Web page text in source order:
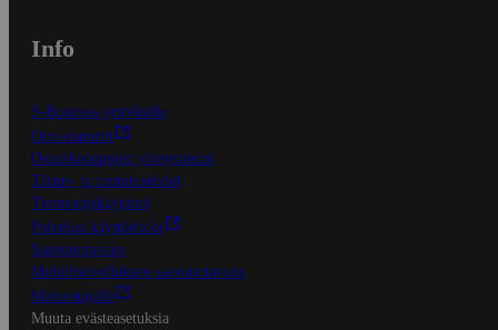
Info
S-Business yrityksille
Oiva-raportit
Osuuskauppojen yhteystiedot
Tilaus- ja toimitusehdot
Tietosuojakäytäntö
Palvelun käyttöehdot
Saavutettavuus
Mobiilisovelluksen saavutettavuus
Mainostajalle
Muuta evästeasetuksia